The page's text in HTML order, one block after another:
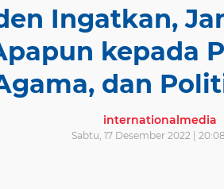
Ingatkan,
kepada
dan
internationalmedia
Sabtu, 17 Desember 2022 |